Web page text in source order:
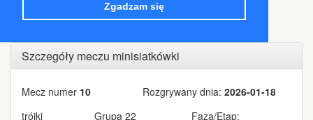
Zgadzam się
Szczegóły meczu minisiatkówki
Mecz numer 10 Rozgrywany dnia:2026-01-18
trójki
Grupa 22 Faza/Etap: